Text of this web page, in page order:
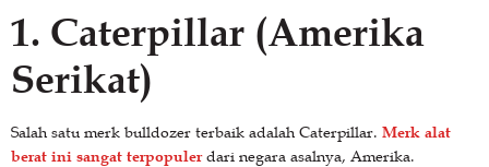
1. Caterpillar (Amerika
Serikat)
Salah satu merk bulldozer terbaik adalah Caterpillar. Merk alat
berat ini sangat terpopulerdari negara asalnya, Amerika.